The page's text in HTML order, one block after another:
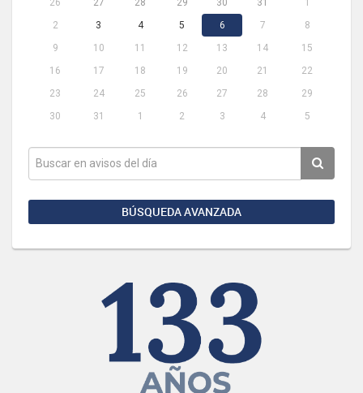
26 27 28 29 30 31
1
2
3 4 5 6 7
8
9
10 11 12 13 14
15
16
17 18 19 20 21
22
23
24 25 26 27 28
29
30
31 1 2 3 4 5
BÚSQUEDA AVANZADA